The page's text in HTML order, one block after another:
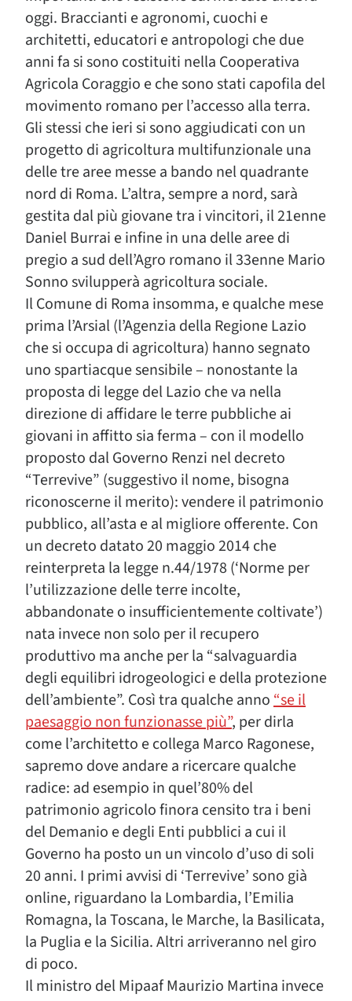
oggi. Braccianti e agronomi, cuochi e
architetti, educatori e antropologi che due
anni fa si sono costituiti nella Cooperativa
Agricola Coraggio e che sono stati capofila del
movimento romano per l’accesso alla terra.
Gli stessi che ieri si sono aggiudicati con un
progetto di agricoltura multifunzionale una
delle tre aree messe a bando nel quadrante
nord di Roma. L’altra, sempre a nord, sarà
gestita dal più giovane tra i vincitori, il 21enne
Daniel Burrai e infine in una delle aree di
pregio a sud dell’Agro romano il 33enne Mario
Sonno svilupperà agricoltura sociale.
Il Comune di Roma insomma, e qualche mese
prima l’Arsial (l’Agenzia della Regione Lazio
che si occupa di agricoltura) hanno segnato
uno spartiacque sensibile – nonostante la
proposta di legge del Lazio che va nella
direzione di affidare le terre pubbliche ai
giovani in affitto sia ferma – con il modello
proposto dal Governo Renzi nel decreto
“Terrevive” (suggestivo il nome, bisogna
riconoscerne il merito): vendere il patrimonio
pubblico, all’asta e al migliore offerente. Con
un decreto datato 20 maggio 2014 che
reinterpreta la legge n.44/1978 (‘Norme per
l’utilizzazione delle terre incolte,
abbandonate o insufficientemente coltivate’)
nata invece non solo per il recupero
produttivo ma anche per la “salvaguardia
degli equilibri idrogeologici e della protezione
dell’ambiente”. Così tra qualche anno“se il
paesaggio non funzionasse più”, per dirla
come l’architetto e collega Marco Ragonese,
sapremo dove andare a ricercare qualche
radice: ad esempio in quel’80% del
patrimonio agricolo finora censito tra i beni
del Demanio e degli Enti pubblici a cui il
Governo ha posto un un vincolo d’uso di soli
20 anni. I primi avvisi di ‘Terrevive’ sono già
online, riguardano la Lombardia, l’Emilia
Romagna, la Toscana, le Marche, la Basilicata,
la Puglia e la Sicilia. Altri arriveranno nel giro
di poco.
Il ministro del Mipaaf Maurizio Martina invece